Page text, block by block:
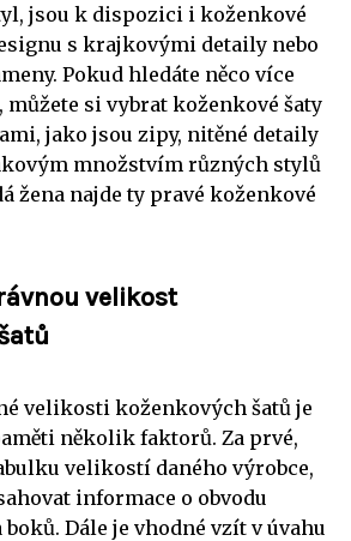
jsou k dispozici i koženkové
s krajkovými detaily nebo
Pokud hledáte něco více
si vybrat koženkové šaty
jako jsou zipy, nitěné detaily
množstvím různých stylů
žena najde ty pravé koženkové
velikost
velikosti koženkových šatů je
několik faktorů. Za prvé,
velikostí daného výrobce,
informace o obvodu
Dále je vhodné vzít v úvahu